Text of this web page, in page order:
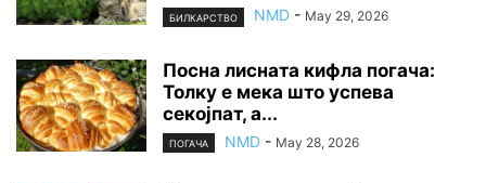
БИЛКАРСТВО NMD - May 29, 2026
Посна лисната кифла погача:
Толку е мека што успева
секојпат, а...
ПОГАЧА NMD - May 28, 2026